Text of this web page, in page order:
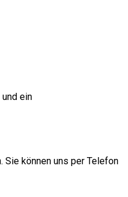
ein
können uns per Telefon